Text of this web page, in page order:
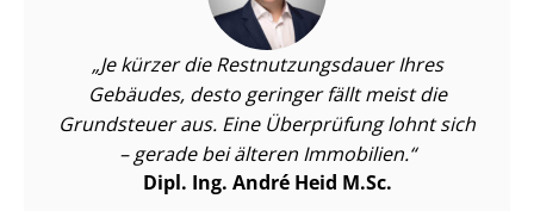
Je kürzer die Rest­nut­zungs­dau­er Ihres
Gebäudes, desto geringer fällt meist die
Grundsteuer aus. Eine Überprüfung lohnt sich
– gerade bei älteren Immobilien.
Dipl. Ing. André Heid M.Sc.